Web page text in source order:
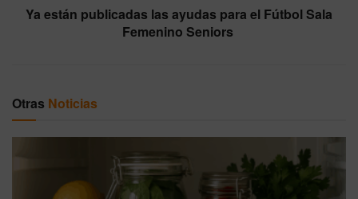
Ya están publicadas las ayudas para el Fútbol Sala
Femenino Seniors
Otras Noticias